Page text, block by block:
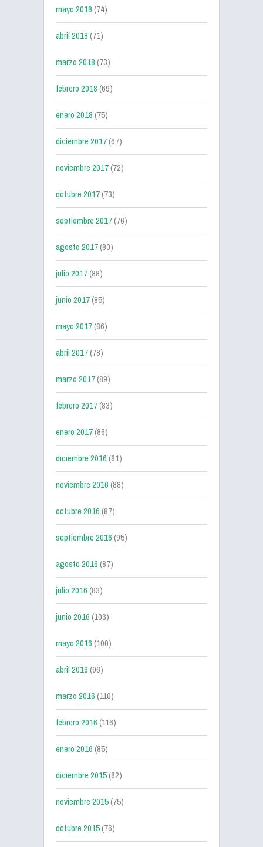
mayo 2018(74)
abril 2018(71)
marzo 2018(73)
febrero 2018(69)
enero 2018(75)
diciembre 2017(67)
noviembre 2017(72)
octubre 2017(73)
septiembre 2017(76)
agosto 2017(80)
julio 2017(88)
junio 2017(85)
mayo 2017(86)
abril 2017(78)
marzo 2017(89)
febrero 2017(83)
enero 2017(86)
diciembre 2016(81)
noviembre 2016(88)
octubre 2016(87)
septiembre 2016(95)
agosto 2016(87)
julio 2016(83)
junio 2016(103)
mayo 2016(100)
abril 2016(96)
marzo 2016(110)
febrero 2016(116)
enero 2016(85)
diciembre 2015(82)
noviembre 2015(75)
octubre 2015(76)